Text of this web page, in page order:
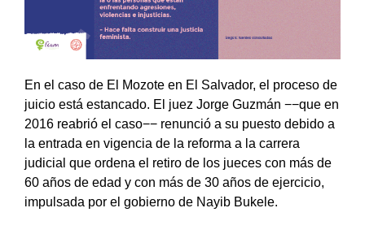
En el caso de El Mozote en El Salvador, el proceso de
juicio está estancado. El juez Jorge Guzmán −−que en
2016 reabrió el caso−− renunció a su puesto debido a
la entrada en vigencia de la reforma a la carrera
judicial que ordena el retiro de los jueces con más de
60 años de edad y con más de 30 años de ejercicio,
impulsada por el gobierno de Nayib Bukele.